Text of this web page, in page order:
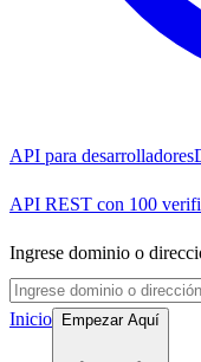
API para desarrolladores
API REST con 100
Ingrese dominio o
Inicio Empezar Aquí